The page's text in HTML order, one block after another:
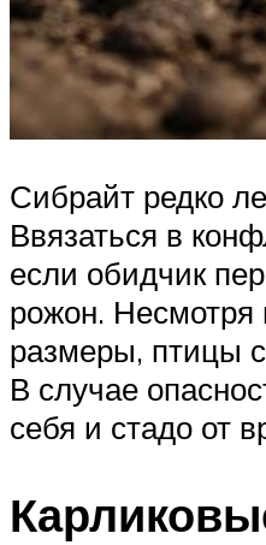
Сибрайт редко
Ввязаться в
если обидчик
рожон. Несмотря
размеры, птицы
В случае
себя и стадо от